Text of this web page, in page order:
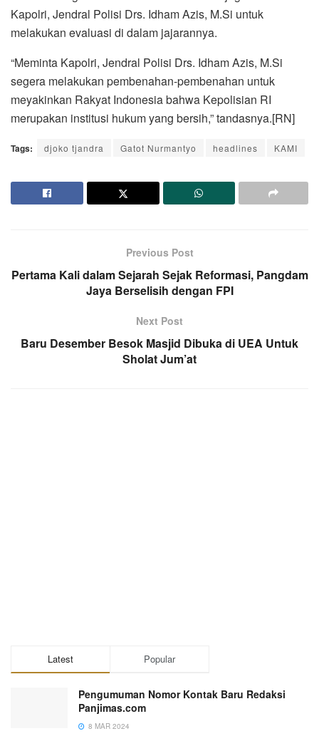
Kapolri, Jendral Polisi Drs. Idham Azis, M.Si untuk
melakukan evaluasi di dalam jajarannya.
“Meminta Kapolri, Jendral Polisi Drs. Idham Azis, M.Si
segera melakukan pembenahan-pembenahan untuk
meyakinkan Rakyat Indonesia bahwa Kepolisian RI
merupakan institusi hukum yang bersih,” tandasnya.[RN]
Tags: djoko tjandra Gatot Nurmantyo headlines KAMI
Previous Post
Pertama Kali dalam Sejarah Sejak Reformasi, Pangdam
Jaya Berselisih dengan FPI
Next Post
Baru Desember Besok Masjid Dibuka di UEA Untuk
Sholat Jum’at
Latest Popular
Pengumuman Nomor Kontak Baru Redaksi
Panjimas.com
8 MAR 2024